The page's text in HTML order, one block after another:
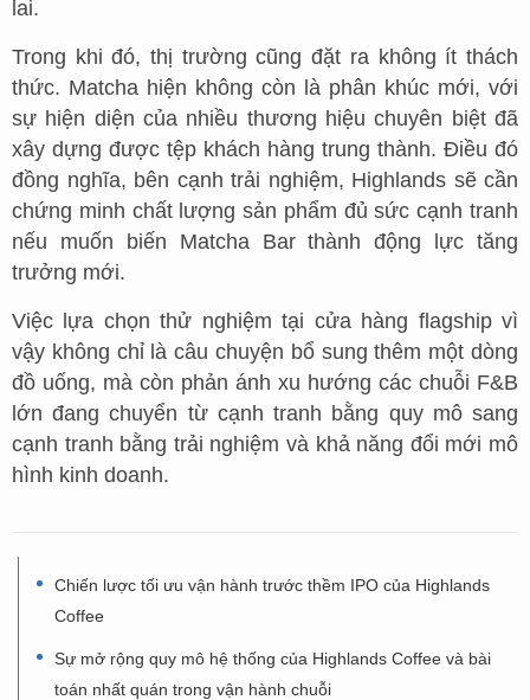
lai.
Trong khi đó, thị trường cũng đặt ra không ít thách
thức. Matcha hiện không còn là phân khúc mới, với
sự hiện diện của nhiều thương hiệu chuyên biệt đã
xây dựng được tệp khách hàng trung thành. Điều đó
đồng nghĩa, bên cạnh trải nghiệm, Highlands sẽ cần
chứng minh chất lượng sản phẩm đủ sức cạnh tranh
nếu muốn biến Matcha Bar thành động lực tăng
trưởng mới.
Việc lựa chọn thử nghiệm tại cửa hàng flagship vì
vậy không chỉ là câu chuyện bổ sung thêm một dòng
đồ uống, mà còn phản ánh xu hướng các chuỗi F&B
lớn đang chuyển từ cạnh tranh bằng quy mô sang
cạnh tranh bằng trải nghiệm và khả năng đổi mới mô
hình kinh doanh.
Chiến lược tối ưu vận hành trước thềm IPO của Highlands
Coffee
Sự mở rộng quy mô hệ thống của Highlands Coffee và bài
toán nhất quán trong vận hành chuỗi